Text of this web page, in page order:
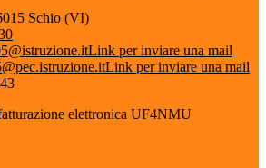
Schio (VI)
Link per inviare una mail
Link per inviare una mail
elettronica UF4NMU